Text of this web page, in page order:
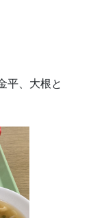
平、大根と